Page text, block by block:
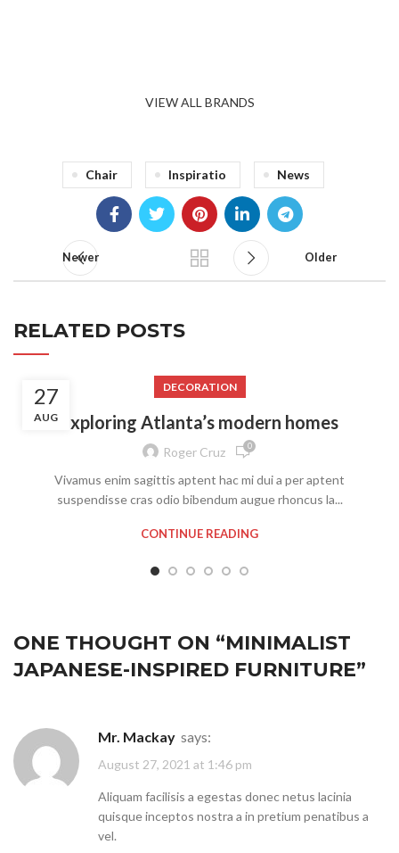
VIEW ALL BRANDS
Chair Inspiratio News
Newer Older
RELATED POSTS
27
AUG
DECORATION
Exploring Atlanta’s modern homes
Roger Cruz 0
Vivamus enim sagittis aptent hac mi dui a per aptent
suspendisse cras odio bibendum augue rhoncus la...
CONTINUE READING
ONE THOUGHT ON “MINIMALIST
JAPANESE-INSPIRED FURNITURE”
Mr. Mackay says:
August 27, 2021 at 1:46 pm
Aliquam facilisis a egestas donec netus lacinia
quisque inceptos nostra a in pretium penatibus a
vel.